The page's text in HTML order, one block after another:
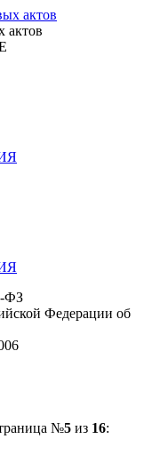
актов
ФЗ
Федерации об
№5из 16: